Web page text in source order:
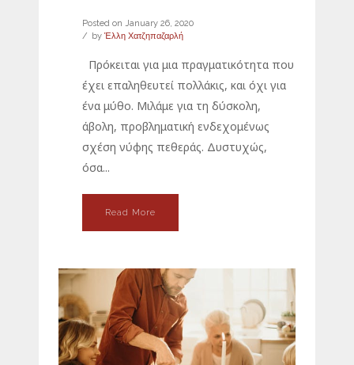
Posted on January 26, 2020
by Έλλη Χατζηπαζαρλή
Πρόκειται για μια πραγματικότητα που
έχει επαληθευτεί πολλάκις, και όχι για
ένα μύθο. Μιλάμε για τη δύσκολη,
άβολη, προβληματική ενδεχομένως
σχέση νύφης πεθεράς. Δυστυχώς,
όσα...
Read More